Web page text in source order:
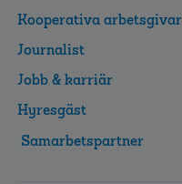
Kooperativa
Journalist
Jobb & karriär
Hyresgäst